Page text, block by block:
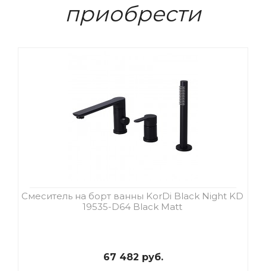
приобрести
Смеситель на борт ванны KorDi Black Night KD
19535-D64 Black Matt
67 482 руб.